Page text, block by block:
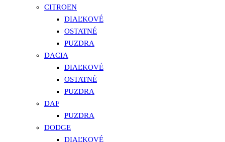
CITROEN
DIAĽKOVÉ
OSTATNÉ
PUZDRA
DACIA
DIAĽKOVÉ
OSTATNÉ
PUZDRA
DAF
PUZDRA
DODGE
DIAĽKOVÉ